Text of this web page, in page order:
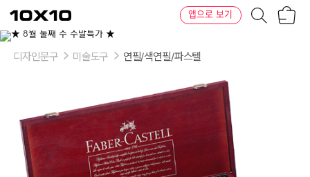
텐
바
텐
앱으로 보기
디자인문구 미술도구 연필/색연필/파스텔